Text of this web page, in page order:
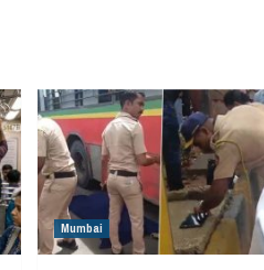
Mumbai